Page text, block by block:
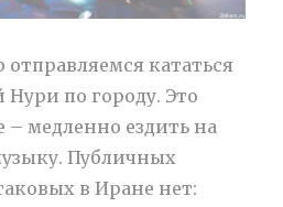
отправляемся кататься
по городу. Это
– медленно ездить на
Публичных
в Иране нет: